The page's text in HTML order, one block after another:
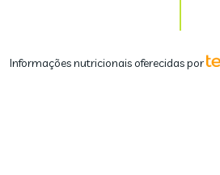
Informações nutricionais oferecidas por